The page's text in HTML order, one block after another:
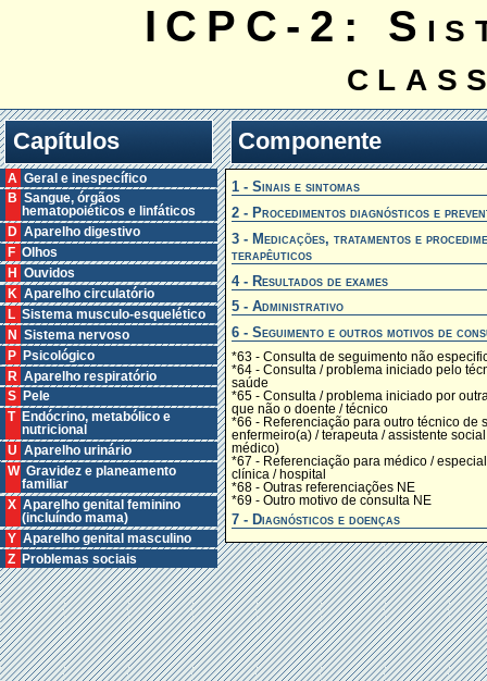
ICPC-2:
Capítulos
A Geral e inespecífico
B Sangue, órgãos
hematopoiéticos e linfáticos
D Aparelho digestivo
F Olhos
H Ouvidos
K Aparelho circulatório
L Sistema musculo-esquelético
N Sistema nervoso
P Psicológico
R Aparelho respiratório
S Pele
T Endócrino, metabólico e
nutricional
U Aparelho urinário
W Gravidez e planeamento
familiar
X Aparelho genital feminino
(incluíndo mama)
Y Aparelho genital masculino
Z Problemas sociais
Componente
1 - Sinais e sintomas
2 - Procedimentos diagnósticos e
3 - Medicações, tratamentos e
terapêuticos
4 - Resultados de exames
5 - Administrativo
6 - Seguimento e outros motivos de
*63 - Consulta de seguimento não
*64 - Consulta / problema iniciado pelo
saúde
*65 - Consulta / problema iniciado por
que não o doente / técnico
*66 - Referenciação para outro técnico de
enfermeiro(a) / terapeuta / assistente
médico)
*67 - Referenciação para médico /
clínica / hospital
*68 - Outras referenciações NE
*69 - Outro motivo de consulta NE
7 - Diagnósticos e doenças